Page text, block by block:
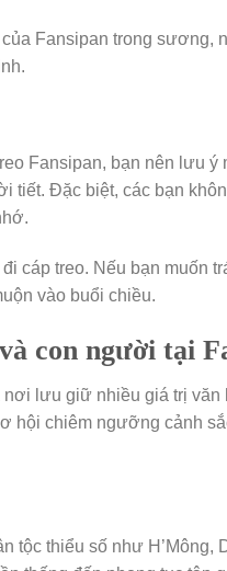
Fansipan trong
Fansipan, bạn nên lưu ý
tiết. Đặc biệt, các bạn
cáp treo. Nếu bạn muốn
vào buổi chiều.
con người tại
lưu giữ nhiều giá trị văn
hội chiêm ngưỡng cảnh
tộc thiểu số như